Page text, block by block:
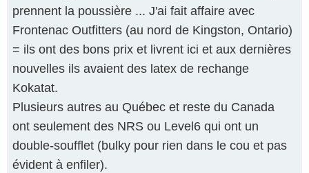
prennent la poussière ... J'ai fait affaire avec
Frontenac Outfitters (au nord de Kingston, Ontario)
= ils ont des bons prix et livrent ici et aux dernières
nouvelles ils avaient des latex de rechange
Kokatat.
Plusieurs autres au Québec et reste du Canada
ont seulement des NRS ou Level6 qui ont un
double-soufflet (bulky pour rien dans le cou et pas
évident à enfiler).